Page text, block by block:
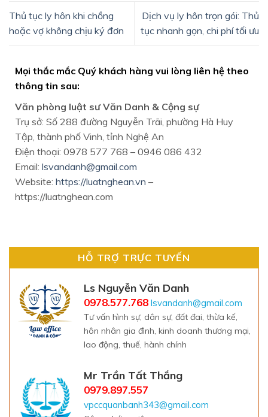
Thủ tục ly hôn khi chồng
hoặc vợ không chịu ký đơn
Dịch vụ ly hôn trọn gói: Thủ
tục nhanh gọn, chi phí tối ưu
Mọi thắc mắc Quý khách hàng vui lòng liên hệ theo
thông tin sau:
Văn phòng luật sư Văn Danh & Cộng sự
Trụ sở: Số 288 đường Nguyễn Trãi, phường Hà Huy
Tập, thành phố Vinh, tỉnh Nghệ An
Điện thoại: 0978 577 768 – 0946 086 432
Email: lsvandanh@gmail.com
Website: https://luatnghean.vn –
https://luatnghean.com
HỖ TRỢ TRỰC TUYẾN
Ls Nguyễn Văn Danh
0978.577.768 lsvandanh@gmail.com
Tư vấn hình sự, dân sự, đất đai, thừa kế,
hôn nhân gia đình, kinh doanh thương mại,
lao động, thuế, hành chính
Mr Trần Tất Thắng
0979.897.557
vpccquanbanh343@gmail.com